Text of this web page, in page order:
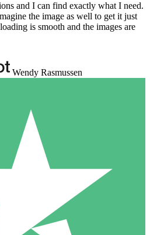
and I can find exactly what I need.
the image as well to get it just
is smooth and the images are
Wendy Rasmussen